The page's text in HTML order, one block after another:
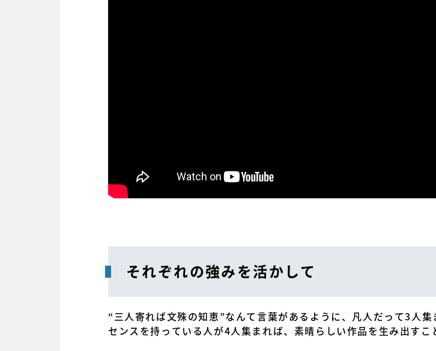
それぞれの強みを活かして
“三人寄れば文殊の知恵”なんて言葉があるように、凡人だって3人
センスを持っている人が4人集まれば、素晴らしい作品を生み出すこ